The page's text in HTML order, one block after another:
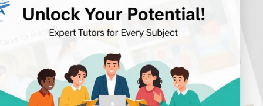
個人化指導，無論口試、作文都能給予即時反
根據不同程度的學生，隨時修改課程難度並進
行針對性改善